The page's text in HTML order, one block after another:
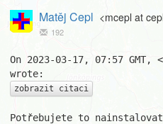
Matěj Cepl <mcepl at
192
On 2023-03-17, 07:57 GMT,
zobrazit citaci
Potřebujete to